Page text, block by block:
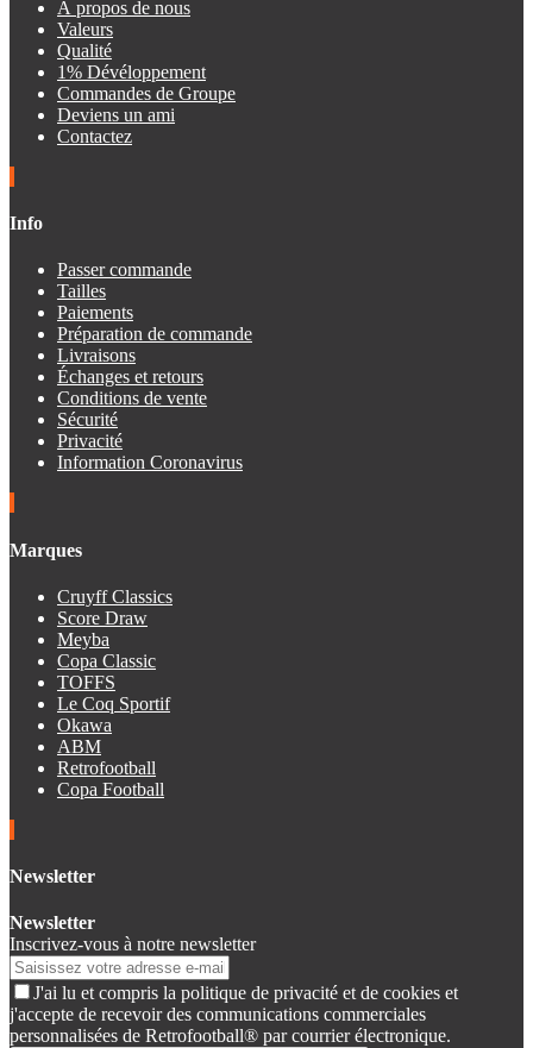
À propos de nous
Valeurs
Qualité
1% Dévéloppement
Commandes de Groupe
Deviens un ami
Contactez
Info
Passer commande
Tailles
Paiements
Préparation de commande
Livraisons
Échanges et retours
Conditions de vente
Sécurité
Privacité
Information Coronavirus
Marques
Cruyff Classics
Score Draw
Meyba
Copa Classic
TOFFS
Le Coq Sportif
Okawa
ABM
Retrofootball
Copa Football
Newsletter
Newsletter
Inscrivez-vous à notre newsletter
J'ai lu et compris la politique de privacité et de cookies et
j'accepte de recevoir des communications commerciales
personnalisées de Retrofootball® par courrier électronique.